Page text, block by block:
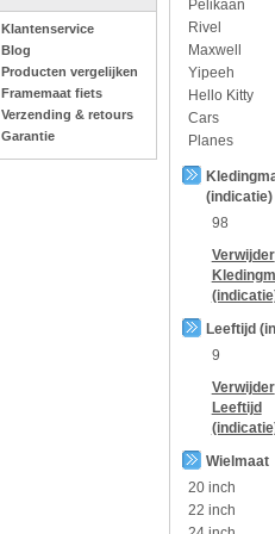
Klantenservice
Blog
Producten vergelijken
Framemaat fiets
Verzending & retours
Garantie
Pelikaan
Rivel
Maxwell
Yipeeh
Hello Kitty
Cars
Planes
(indicatie)
98
Verwijder
Leeftijd
9
Verwijder
Leeftijd
Wielmaat
20 inch
22 inch